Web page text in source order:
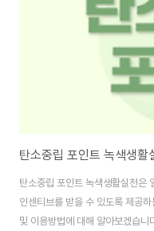
탄소중립 포인트 녹색생활실천은
인센티브를 받을 수 있도록 제공
및 이용방법에 대해 알아보겠습